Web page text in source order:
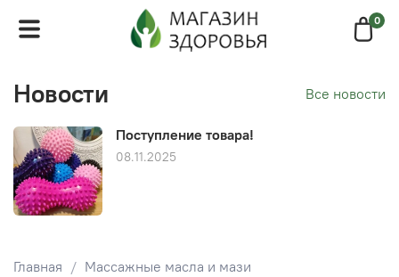
0
Главная Массажные масла и мази
Новости Все новости
Поступление товара!
08.11.2025